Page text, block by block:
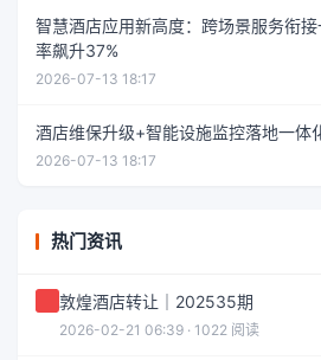
智慧酒店应用新高度：跨场景服务衔
率飙升37%
2026-07-13 18:17
酒店维保升级+智能设施监控落地一体
2026-07-13 18:17
热门资讯
敦煌酒店转让｜202535期
2026-02-21 06:39 · 1022 阅读